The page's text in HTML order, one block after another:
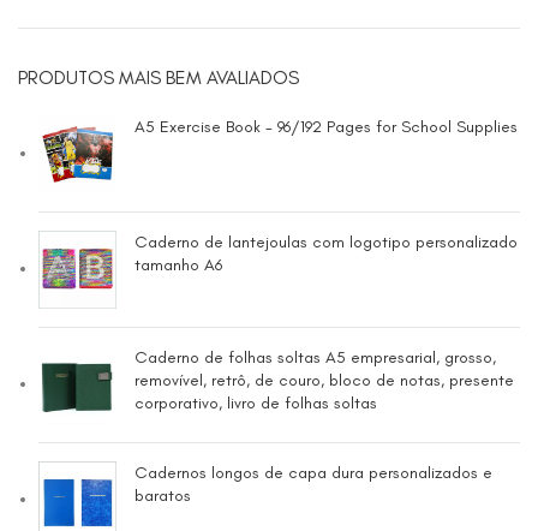
PRODUTOS MAIS BEM AVALIADOS
A5 Exercise Book - 96/192 Pages for School Supplies
Caderno de lantejoulas com logotipo personalizado
tamanho A6
Caderno de folhas soltas A5 empresarial, grosso,
removível, retrô, de couro, bloco de notas, presente
corporativo, livro de folhas soltas
Cadernos longos de capa dura personalizados e
baratos